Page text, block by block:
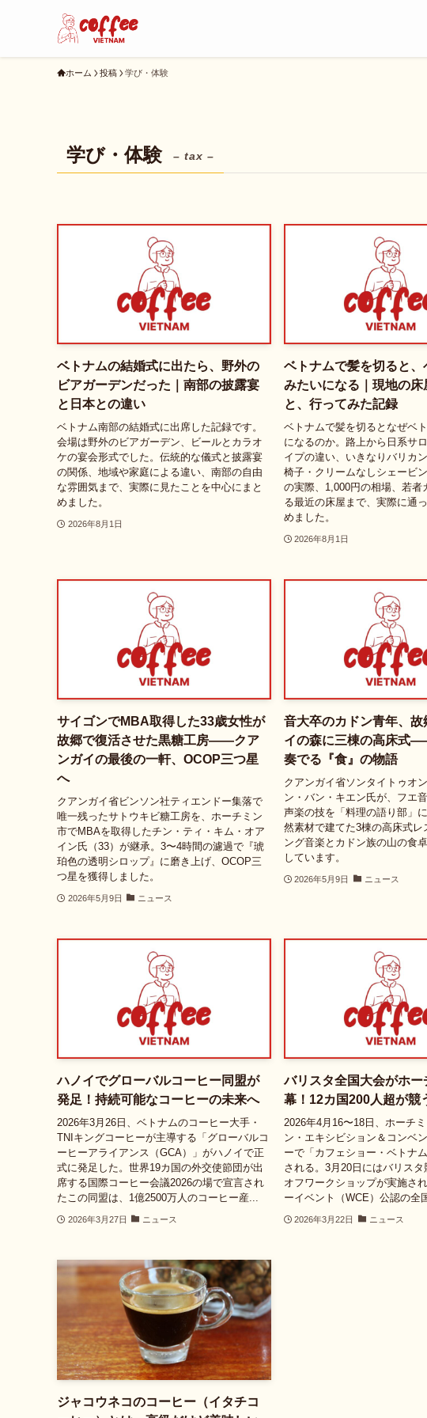
ホーム 投稿 学び・体験
学び・体験 – tax –
ベトナムの結婚式に出たら、野外の
ビアガーデンだった｜南部の披露宴
と日本との違い
ベトナム南部の結婚式に出席した記録です。
会場は野外のビアガーデン、ビールとカラオ
ケの宴会形式でした。伝統的な儀式と披露宴
の関係、地域や家庭による違い、南部の自由
な雰囲気まで、実際に見たことを中心にまと
めました。
2026年8月1日
ベトナムで髪を切ると、
みたいになる｜現地の床
と、行ってみた記録
ベトナムで髪を切るとなぜベ
になるのか。路上から日系サ
イプの違い、いきなりバリカ
椅子・クリームなしシェービ
の実際、1,000円の相場、若者
る最近の床屋まで、実際に通
めました。
2026年8月1日
サイゴンでMBA取得した33歳女性が
故郷で復活させた黒糖工房――クア
ンガイの最後の一軒、OCOP三つ星
へ
クアンガイ省ビンソン社ティエンドー集落で
唯一残ったサトウキビ糖工房を、ホーチミン
市でMBAを取得したチン・ティ・キム・オア
イン氏（33）が継承。3〜4時間の濾過で『琥
珀色の透明シロップ』に磨き上げ、OCOP三
つ星を獲得しました。
2026年5月9日 ニュース
音大卒のカドン青年、故
イの森に三棟の高床式
奏でる『食』の物語
クアンガイ省ソンタイトゥオ
ン・バン・キエン氏が、フエ
声楽の技を「料理の語り部」
然素材で建てた3棟の高床式レ
ング音楽とカドン族の山の食
しています。
2026年5月9日 ニュース
ハノイでグローバルコーヒー同盟が
発足！持続可能なコーヒーの未来へ
2026年3月26日、ベトナムのコーヒー大手・
TNIキングコーヒーが主導する「グローバルコ
ーヒーアライアンス（GCA）」がハノイで正
式に発足した。世界19カ国の外交使節団が出
席する国際コーヒー会議2026の場で宣言され
たこの同盟は、1億2500万人のコーヒー産...
2026年3月27日 ニュース
バリスタ全国大会がホー
幕！12カ国200人超が競
2026年4月16〜18日、ホーチ
ン・エキシビション＆コンベ
ーで「カフェショー・ベトナ
される。3月20日にはバリスタ
オフワークショップが実施さ
ーイベント（WCE）公認の全
2026年3月22日 ニュース
ジャコウネコのコーヒー（イタチコ